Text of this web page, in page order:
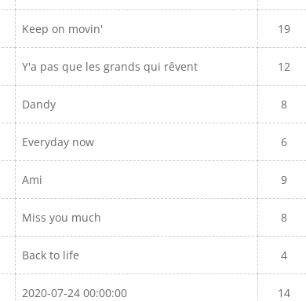
Keep on movin' 19
Y'a pas que les grands qui rêvent 12
Dandy 8
Everyday now 6
Ami 9
Miss you much 8
Back to life 4
2020-07-24 00:00:00 14